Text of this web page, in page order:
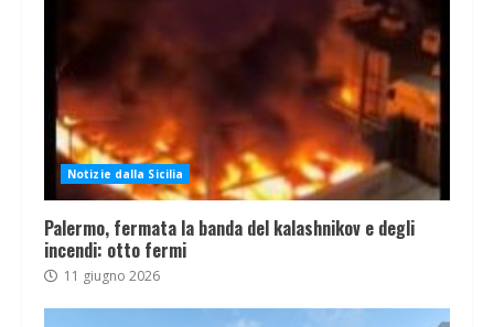
Notizie dalla Sicilia
Palermo, fermata la banda del kalashnikov e degli
incendi: otto fermi
11 giugno 2026